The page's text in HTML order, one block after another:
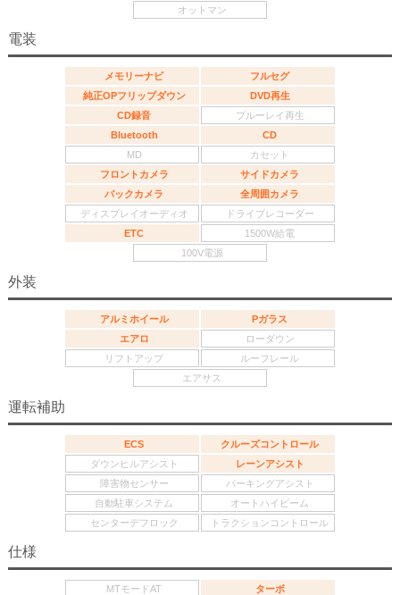
オットマン
電装
メモリーナビ
フルセグ
純正OPフリップダウン
DVD再生
CD録音
ブルーレイ再生
Bluetooth
CD
MD
カセット
フロントカメラ
サイドカメラ
バックカメラ
全周囲カメラ
ディスプレイオーディオ
ドライブレコーダー
ETC
1500W給電
100V電源
外装
アルミホイール
Pガラス
エアロ
ローダウン
リフトアップ
ルーフレール
エアサス
運転補助
ECS
クルーズコントロール
ダウンヒルアシスト
レーンアシスト
障害物センサー
パーキングアシスト
自動駐車システム
オートハイビーム
センターデフロック
トラクションコントロール
仕様
MTモードAT
ターボ